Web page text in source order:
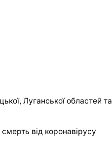
Луганської областей та
від коронавірусу